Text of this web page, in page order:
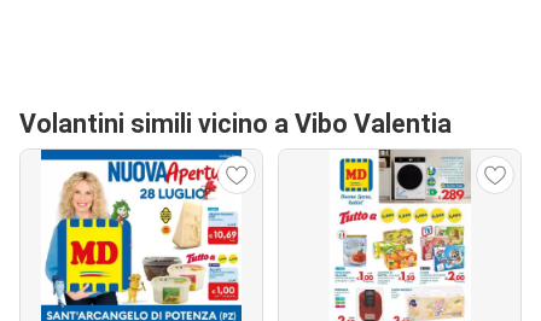
Volantini simili vicino a Vibo Valentia